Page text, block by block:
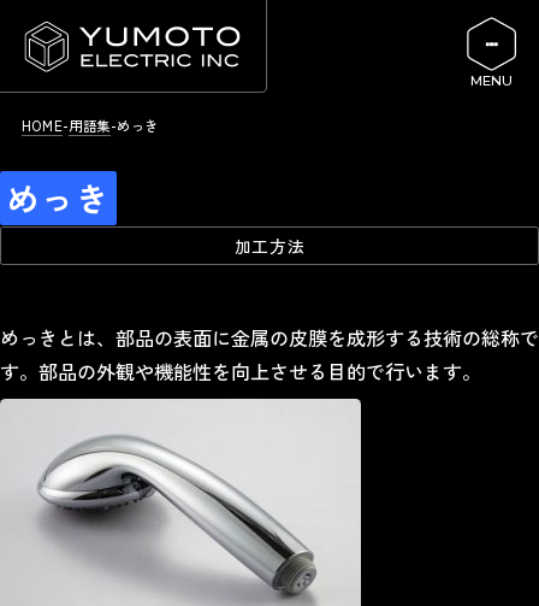
HOME 用語集 めっき
めっき
加工方法
めっきとは、部品の表面に金属の皮膜を成形する技術の総称で
す。部品の外観や機能性を向上させる目的で行います。